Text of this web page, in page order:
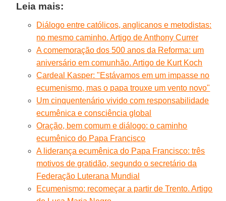
Leia mais:
Diálogo entre católicos, anglicanos e metodistas:
no mesmo caminho. Artigo de Anthony Currer
A comemoração dos 500 anos da Reforma: um
aniversário em comunhão. Artigo de Kurt Koch
Cardeal Kasper: "Estávamos em um impasse no
ecumenismo, mas o papa trouxe um vento novo"
Um cinquentenário vivido com responsabilidade
ecumênica e consciência global
Oração, bem comum e diálogo: o caminho
ecumênico do Papa Francisco
A liderança ecumênica do Papa Francisco: três
motivos de gratidão, segundo o secretário da
Federação Luterana Mundial
Ecumenismo: recomeçar a partir de Trento. Artigo